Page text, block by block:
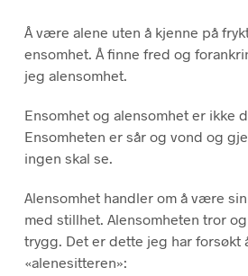
Å være alene uten å kjenne på
ensomhet. Å finne fred og
jeg alensomhet.
Ensomhet og alensomhet er ikke
Ensomheten er sår og vond og
ingen skal se.
Alensomhet handler om å være
med stillhet. Alensomheten tror
trygg. Det er dette jeg har forsøkt
«alenesitteren»: